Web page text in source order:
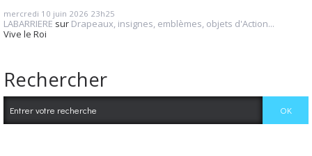
mercredi 10 juin 2026 23h25
LABARRIERE sur Drapeaux, insignes, emblèmes, objets d'Action...
Vive le Roi
Rechercher